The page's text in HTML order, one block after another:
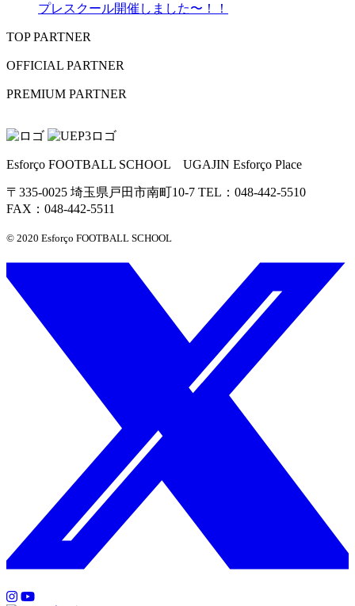
プレスクール開催しました〜！！
TOP PARTNER
OFFICIAL PARTNER
PREMIUM PARTNER
Esforço FOOTBALL SCHOOL UGAJIN Esforço Place
〒335-0025 埼玉県戸田市南町10-7 TEL：048-442-5510
FAX：048-442-5511
© 2020 Esforço FOOTBALL SCHOOL